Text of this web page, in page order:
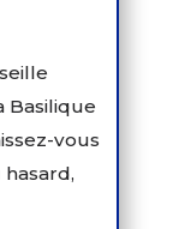
Basilique
vous